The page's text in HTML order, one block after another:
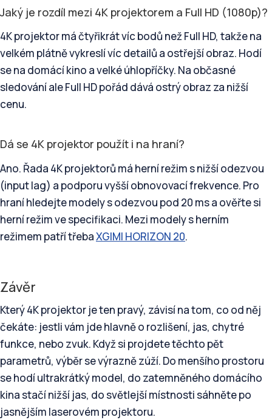
Jaký je rozdíl mezi 4K projektorem a Full HD (1080p)?
4K projektor má čtyřikrát víc bodů než Full HD, takže na
velkém plátně vykreslí víc detailů a ostřejší obraz. Hodí
se na domácí kino a velké úhlopříčky. Na občasné
sledování ale Full HD pořád dává ostrý obraz za nižší
cenu.
Dá se 4K projektor použít i na hraní?
Ano. Řada 4K projektorů má herní režim s nižší odezvou
(input lag) a podporu vyšší obnovovací frekvence. Pro
hraní hledejte modely s odezvou pod 20 ms a ověřte si
herní režim ve specifikaci. Mezi modely s herním
režimem patří třebaXGIMI HORIZON 20.
Závěr
Který 4K projektor je ten pravý, závisí na tom, co od něj
čekáte: jestli vám jde hlavně o rozlišení, jas, chytré
funkce, nebo zvuk. Když si projdete těchto pět
parametrů, výběr se výrazně zúží. Do menšího prostoru
se hodí ultrakrátký model, do zatemněného domácího
kina stačí nižší jas, do světlejší místnosti sáhněte po
jasnějším laserovém projektoru.